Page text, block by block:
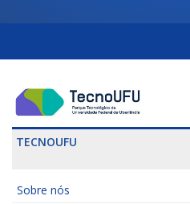
TECNOUFU
Sobre nós